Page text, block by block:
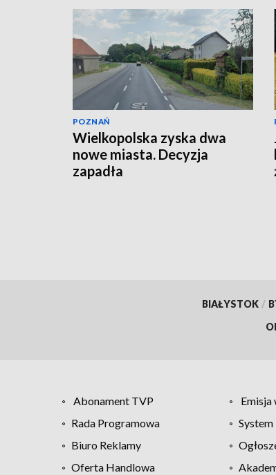
POZNAŃ
Wielkopolska zyska dwa
nowe miasta. Decyzja
zapadła
BIAŁYSTOK /
Abonament TVP Emisja
Rada Programowa
System
Biuro Reklamy
Oferta Handlowa